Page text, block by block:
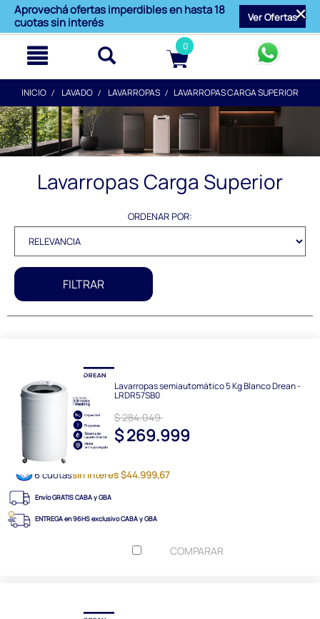
Aprovechá ofertas imperdibles en hasta 18
cuotas sin interés
Ver Ofertas
text.skipToContent
text.skipToNavigation
0
INICIO LAVADO LAVARROPAS LAVARROPAS CARGA SUPERIOR
Lavarropas Carga Superior
ORDENAR POR:
FILTRAR
Lavarropas semiautomático 5 Kg Blanco Drean -
LRDR57SB0
$ 284.049
$ 269.999
6 cuotassin interés $44.999,67
Envío GRATIS CABA y GBA
ENTREGA en 96HS exclusivo CABA y GBA
COMPARAR